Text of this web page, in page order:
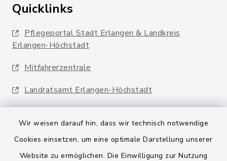
Wir weisen darauf hin, dass wir technisch notwendige
Cookies einsetzen, um eine optimale Darstellung unserer
Website zu ermöglichen. Die Einwilligung zur Nutzung
Quicklinks
Pflegeportal Stadt Erlangen & Landkreis
Erlangen-Höchstadt
Mitfahrerzentrale
Landratsamt Erlangen-Höchstadt